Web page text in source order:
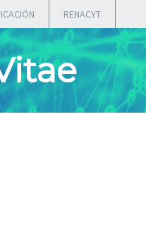
RENACYT